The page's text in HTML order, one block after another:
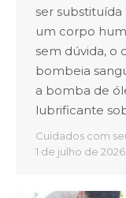
ser
um corpo
sem dúvida, o
bombeia
a bomba de
lubrificante
Cuidados com
1 de julho de 2026